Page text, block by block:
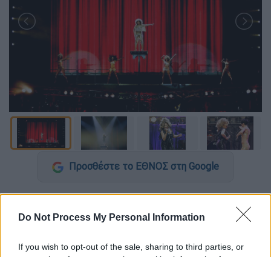
Do Not Process My Personal Information
If you wish to opt-out of the sale, sharing to third parties, or
Προσθέστε το ΕΘΝΟΣ στη Google
Απέραντη θλίψη έχει προκαλέσει η είδηση
του θανάτου τηςΤίνα Τέρνερ(Tina Turner).
από εκατοντάδες μηνύματα. Η